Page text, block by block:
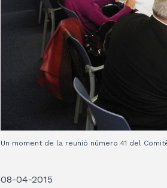
Un moment de la reunió número 41 del
08-04-2015